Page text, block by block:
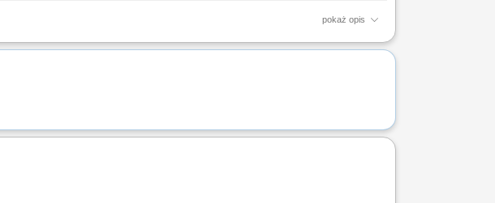
pokaż opis
zadań na budowie; Realizacja robót na podstawie